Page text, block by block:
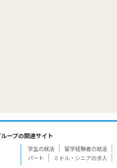
ープの関連サイト
学生の就活 留学経験者の就活
パート
ミドル・シニアの求人